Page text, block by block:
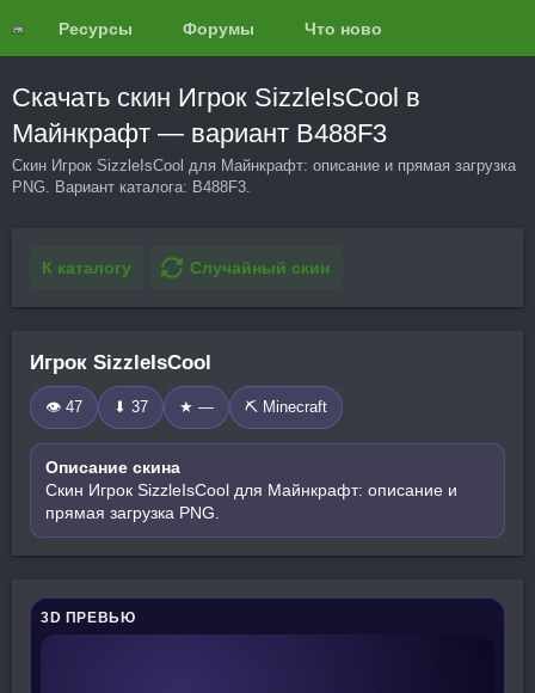
Ресурсы Форумы Что нового?
Скачать скин Игрок SizzleIsCool в
Майнкрафт — вариант B488F3
Скин Игрок SizzleIsCool для Майнкрафт: описание и прямая загрузка
PNG. Вариант каталога: B488F3.
К каталогу Случайный скин
Игрок SizzleIsCool
👁 47 ⬇ 37 ★ — ⛏️ Minecraft
Описание скина
Скин Игрок SizzleIsCool для Майнкрафт: описание и
прямая загрузка PNG.
3D ПРЕВЬЮ